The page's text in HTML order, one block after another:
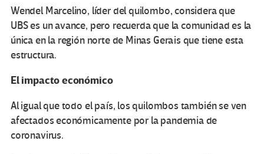
Wendel Marcelino, líder del quilombo, considera que
UBS es un avance, pero recuerda que la comunidad es la
única en la región norte de Minas Gerais que tiene esta
estructura.
El impacto económico
Al igual que todo el país, los quilombos también se ven
afectados económicamente por la pandemia de
coronavirus.